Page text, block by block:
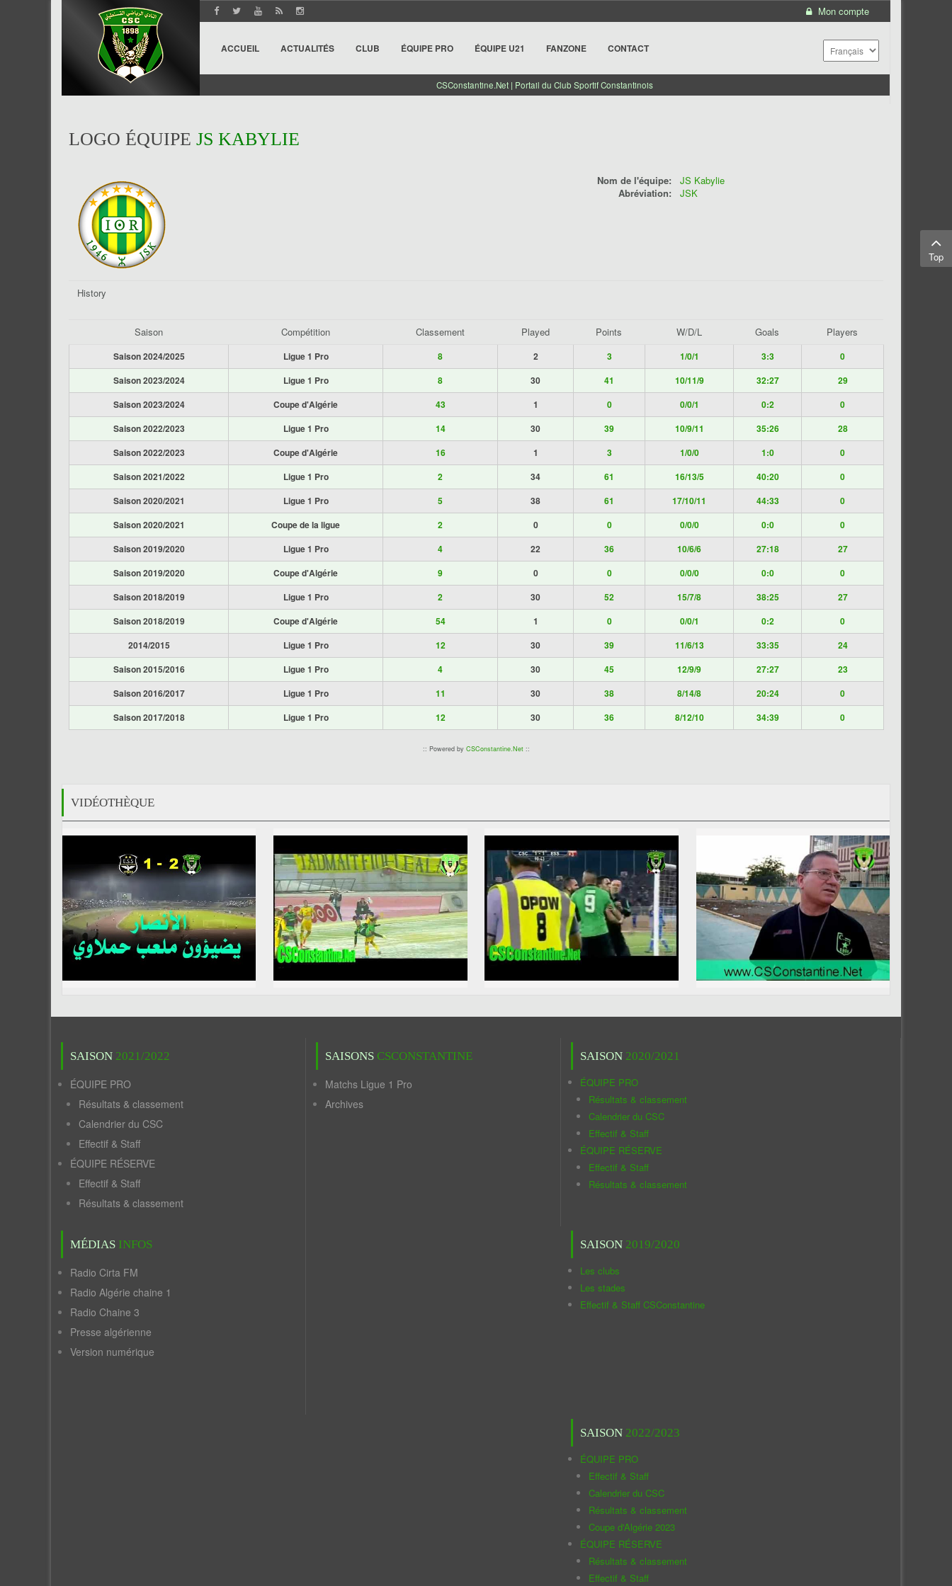
Mon compte
ACCUEIL ACTUALITÉS CLUB ÉQUIPE PRO ÉQUIPE U21 FANZONE CONTACT
CSConstantine.Net | Portail du Club Sportif Constantinois
LOGO ÉQUIPE JS KABYLIE
Nom de l'équipe:
JS Kabylie
Abréviation:
JSK
History
Saison Compétition Classement Played Points W/D/L Goals Players
Saison 2024/2025 Ligue 1 Pro 8 2 3 1/0/1 3:3
0
Saison 2023/2024
Ligue 1 Pro 8 30 41 10/11/9 32:27
29
Saison 2023/2024
Coupe d'Algérie 43 1 0 0/0/1 0:2
0
Saison 2022/2023
Ligue 1 Pro 14 30 39 10/9/11 35:26
28
Saison 2022/2023
Coupe d'Algérie 16 1 3 1/0/0 1:0
0
Saison 2021/2022
Ligue 1 Pro 2 34 61 16/13/5 40:20
0
Saison 2020/2021
Ligue 1 Pro 5 38 61 17/10/11 44:33
0
Saison 2020/2021
Coupe de la ligue 2 0 0 0/0/0 0:0
0
Saison 2019/2020
Ligue 1 Pro 4 22 36 10/6/6 27:18
27
Saison 2019/2020
Coupe d'Algérie 9 0 0 0/0/0 0:0
0
Saison 2018/2019
Ligue 1 Pro 2 30 52 15/7/8 38:25
27
Saison 2018/2019
Coupe d'Algérie 54 1 0 0/0/1 0:2
0
2014/2015
Ligue 1 Pro 12 30 39 11/6/13 33:35
24
Saison 2015/2016
Ligue 1 Pro 4 30 45 12/9/9 27:27
23
Saison 2016/2017
Ligue 1 Pro 11 30 38 8/14/8 20:24
0
Saison 2017/2018
Ligue 1 Pro 12 30 36 8/12/10 34:39 0
:: Powered by CSConstantine.Net::
VIDÉOTHÈQUE
SAISON 2021/2022
ÉQUIPE PRO
Résultats & classement
Calendrier du CSC
Effectif & Staff
ÉQUIPE RÉSERVE
Effectif & Staff
Résultats & classement
MÉDIAS INFOS
Radio Cirta FM
Radio Algérie chaine 1
Radio Chaine 3
Presse algérienne
Version numérique
SAISONS CSCONSTANTINE
Matchs Ligue 1 Pro
Archives
SAISON 2020/2021
ÉQUIPE PRO
Résultats & classement
Calendrier du CSC
Effectif & Staff
ÉQUIPE RÉSERVE
Effectif & Staff
Résultats & classement
SAISON 2019/2020
Les clubs
Les stades
Effectif & Staff CSConstantine
SAISON 2022/2023
ÉQUIPE PRO
Effectif & Staff
Calendrier du CSC
Résultats & classement
Coupe d'Algérie 2023
ÉQUIPE RÉSERVE
Résultats & classement
Effectif & Staff
Top